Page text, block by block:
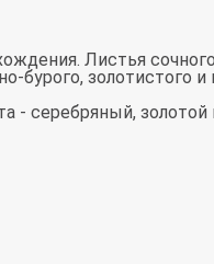
Листья
бурого,
- серебряный, золотой